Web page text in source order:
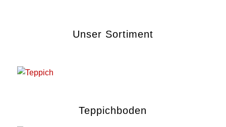
Unser Sortiment
Teppichboden